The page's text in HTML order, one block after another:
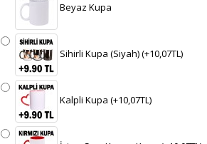
Beyaz Kupa
Sihirli Kupa (Siyah) (+10,07TL)
Kalpli Kupa (+10,07TL)